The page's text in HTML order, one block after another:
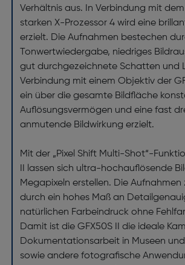
Verhältnis aus. In Verbindung mit
starken X-Prozessor 4 wird eine
erzielt. Die Aufnahmen be­stechen
Tonwertwiedergabe, niedriges
gut durch­ge­zeichnete Schatten und
Verbindung mit einem Objektiv der
ein über die gesamte Bildfläche
Auflösungsvermögen und eine fast
anmutende Bildwirkung erzielt.
Mit der „Pixel Shift Multi-Shot“-
II lassen sich ultra-hoch­auflösende
Megapixeln erstellen. Die Aufnahmen
durch ein hohes Maß an
natürlichen Farbeindruck ohne
Damit ist die GFX50S II die ideale
Dokumentations­arbeit in Museen
sowie andere fotografische